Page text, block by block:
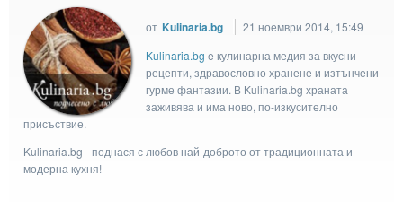
от Kulinaria.bg
21 ноември 2014, 15:49
Kulinaria.bg e кулинарна медия за вкусни
рецепти, здравословно хранене и изтънчени
гурме фантазии. В Kulinaria.bg храната
заживява и има ново, по-изкусително
присъствие.
Kulinaria.bg - поднася с любов най-доброто от традиционната и
модерна кухня!